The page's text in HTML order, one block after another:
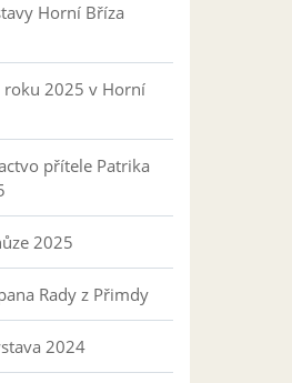
Horní Bříza
roku 2025 v Horní
přítele Patrika
2025
Rady z Přimdy
2024